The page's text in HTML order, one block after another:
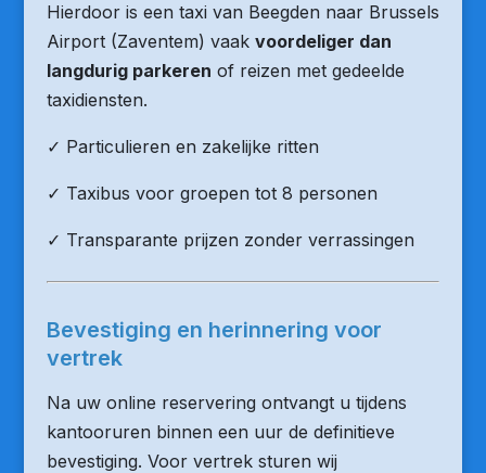
Hierdoor is een taxi van Beegden naar Brussels
Airport (Zaventem) vaak voordeliger dan
langdurig parkeren of reizen met gedeelde
taxidiensten.
✓ Particulieren en zakelijke ritten
✓ Taxibus voor groepen tot 8 personen
✓ Transparante prijzen zonder verrassingen
Bevestiging en herinnering voor
vertrek
Na uw online reservering ontvangt u tijdens
kantooruren binnen een uur de definitieve
bevestiging. Voor vertrek sturen wij